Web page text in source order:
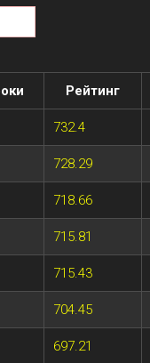
Рейтинг
732.4
728.29
718.66
715.81
715.43
704.45
697.21